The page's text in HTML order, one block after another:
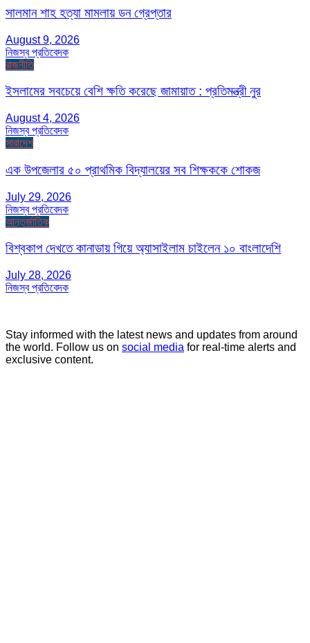
সালমান শাহ হত্যা মামলায় ডন গ্রেপ্তার
August 9, 2026
নিজস্ব প্রতিবেদক
রাজনীতি
ইসলামের সবচেয়ে বেশি ক্ষতি করেছে জামায়াত : প্রতিমন্ত্রী নুর
August 4, 2026
নিজস্ব প্রতিবেদক
সারাদেশ
এক উপজেলার ৫০ প্রাথমিক বিদ্যালয়ের সব শিক্ষককে শোকজ
July 29, 2026
নিজস্ব প্রতিবেদক
আন্তর্জাতিক
বিশ্বকাপ দেখতে কানাডায় গিয়ে অ্যাসাইলাম চাইলেন ১০ বাংলাদেশি
July 28, 2026
নিজস্ব প্রতিবেদক
Stay informed with the latest news and updates from around
the world. Follow us on social media for real-time alerts and
exclusive content.